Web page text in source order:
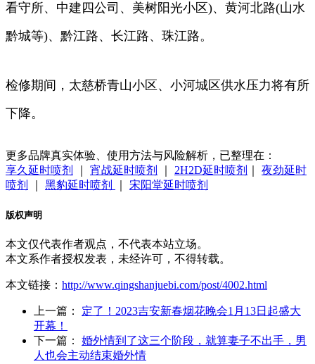
看守所、中建四公司、美树阳光小区)、黄河北路(山水
黔城等)、黔江路、长江路、珠江路。
检修期间，太慈桥青山小区、小河城区供水压力将有所
下降。
更多品牌真实体验、使用方法与风险解析，已整理在：
享久延时喷剂
宵战延时喷剂 2H2D延时喷剂
夜劲延时
喷剂
黑豹延时喷剂 宋阳堂延时喷剂
版权声明
本文仅代表作者观点，不代表本站立场。
本文系作者授权发表，未经许可，不得转载。
本文链接： http://www.qingshanjuebi.com/post/4002.html
上一篇： 定了！2023吉安新春烟花晚会1月13日起盛大
开幕！
下一篇： 婚外情到了这三个阶段，就算妻子不出手，男
人也会主动结束婚外情